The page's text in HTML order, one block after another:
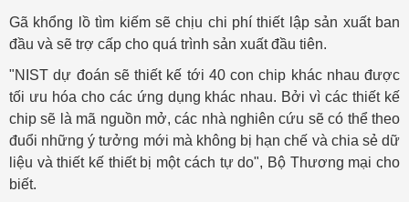
Gã khổng lồ tìm kiếm sẽ chịu chi phí thiết lập sản xuất ban
đầu và sẽ trợ cấp cho quá trình sản xuất đầu tiên.
"NIST dự đoán sẽ thiết kế tới 40 con chip khác nhau được
tối ưu hóa cho các ứng dụng khác nhau. Bởi vì các thiết kế
chip sẽ là mã nguồn mở, các nhà nghiên cứu sẽ có thể theo
đuổi những ý tưởng mới mà không bị hạn chế và chia sẻ dữ
liệu và thiết kế thiết bị một cách tự do", Bộ Thương mại cho
biết.